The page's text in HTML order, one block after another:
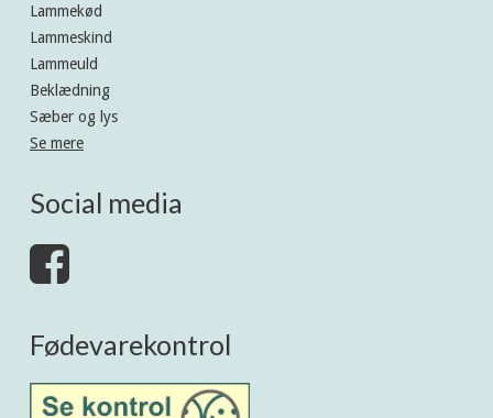
Lammekød
Lammeskind
Lammeuld
Beklædning
Sæber og lys
Se mere
Social media
Fødevarekontrol